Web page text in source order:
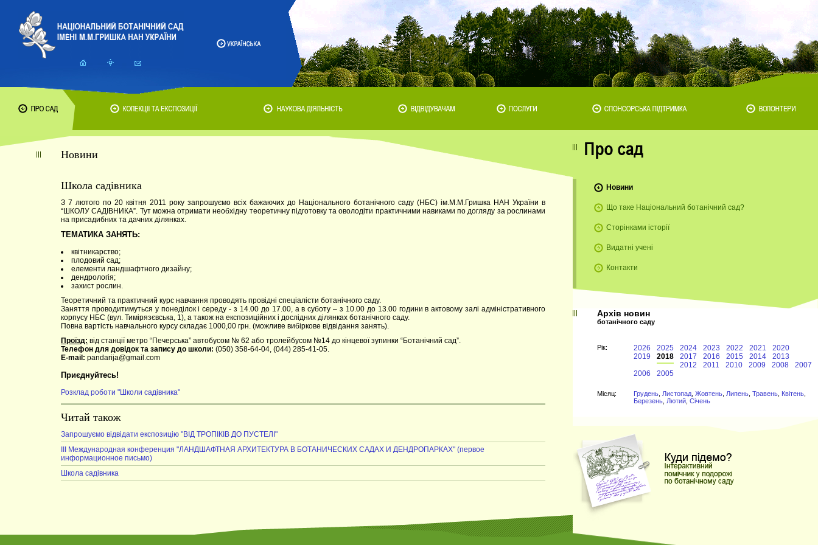
Новини
Школа садівника
З 7 лютого по 20 квітня 2011 року запрошуємо всіх бажаючих до Національного ботанічного саду (НБС) ім.М.М.Гришка НАН України в
“ШКОЛУ САДІВНИКА”. Тут можна отримати необхідну теоретичну підготовку та оволодіти практичними навиками по догляду за рослинами
на присадибних та дачних ділянках.
ТЕМАТИКА ЗАНЯТЬ:
квітникарство;
плодовий сад;
елементи ландшафтного дизайну;
дендрологія;
захист рослин.
Теоретичний та практичний курс навчання проводять провідні спеціалісти ботанічного саду.
Заняття проводитимуться у понеділок і середу - з 14.00 до 17.00, а в суботу – з 10.00 до 13.00 години в актовому залі адміністративного
корпусу НБС (вул. Тимірязєвська, 1), а також на експозиційних і дослідних ділянках ботанічного саду.
Повна вартість навчального курсу складає 1000,00 грн. (можливе вибіркове відвідання занять).
Проїзд: від станції метро “Печерська” автобусом № 62 або тролейбусом №14 до кінцевої зупинки “Ботанічний сад”.
Телефон для довідок та запису до школи: (050) 358-64-04, (044) 285-41-05.
E-mail: pandarija@gmail.com
Приєднуйтесь!
Розклад роботи "Школи садівника"
Читай також
Запрошуємо відвідати експозицію "ВІД ТРОПІКІВ ДО ПУСТЕЛІ"
III Международная конференция "ЛАНДШАФТНАЯ АРХИТЕКТУРА В БОТАНИЧЕСКИХ САДАХ И ДЕНДРОПАРКАХ" (первое
информационное письмо)
Школа садівника
Новини
Що таке Національний ботанічний сад?
Сторінками історії
Видатні учені
Контакти
Архів новин
ботанічного саду
Рiк: 2026 2025 2024 2023 2022 2021
2020
2019
2018 2017 2016 2015 2014
2013
2012
2011 2010 2009 2008
2007
2006
2005
Мiсяц: Грудень Листопад Жовтень Липень Травень Квітень
Березень Лютий Січень